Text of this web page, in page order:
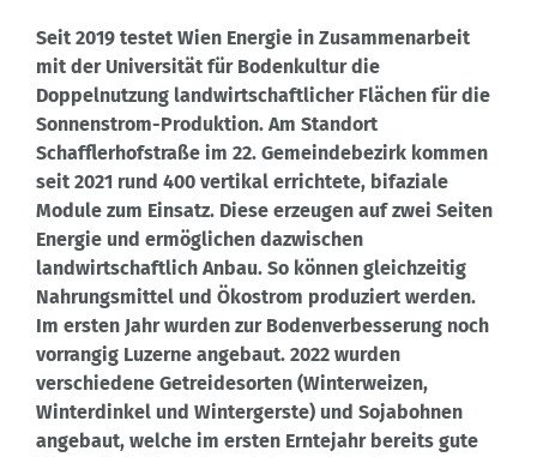
Seit 2019 testet Wien Energie in Zusammenarbeit
mit der Universität für Bodenkultur die
Doppelnutzung landwirtschaftlicher Flächen für die
Sonnenstrom-Produktion. Am Standort
Schafflerhofstraße im 22. Gemeindebezirk kommen
seit 2021 rund 400 vertikal errichtete, bifaziale
Module zum Einsatz. Diese erzeugen auf zwei Seiten
Energie und ermöglichen dazwischen
landwirtschaftlich Anbau. So können gleichzeitig
Nahrungsmittel und Ökostrom produziert werden.
Im ersten Jahr wurden zur Bodenverbesserung noch
vorrangig Luzerne angebaut. 2022 wurden
verschiedene Getreidesorten (Winterweizen,
Winterdinkel und Wintergerste) und Sojabohnen
angebaut, welche im ersten Erntejahr bereits gute